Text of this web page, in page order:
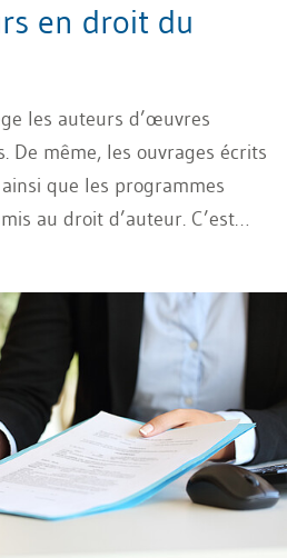
en droit du
les auteurs d’œuvres
De même, les ouvrages écrits
que les programmes
au droit d’auteur. C’est
décide également si,
œuvre sera modifiée. La LDA
la forme, pas le contenu.